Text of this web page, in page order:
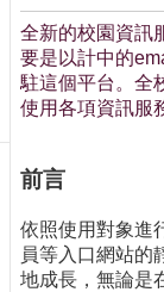
中
首
頁
聯
絡
訊
閱/
取
消
全新的校園資訊
要是以計中的
駐這個平台。全
使用各項資訊服
前言
依照使用對象進
員等入口網站的
地成長，無論是